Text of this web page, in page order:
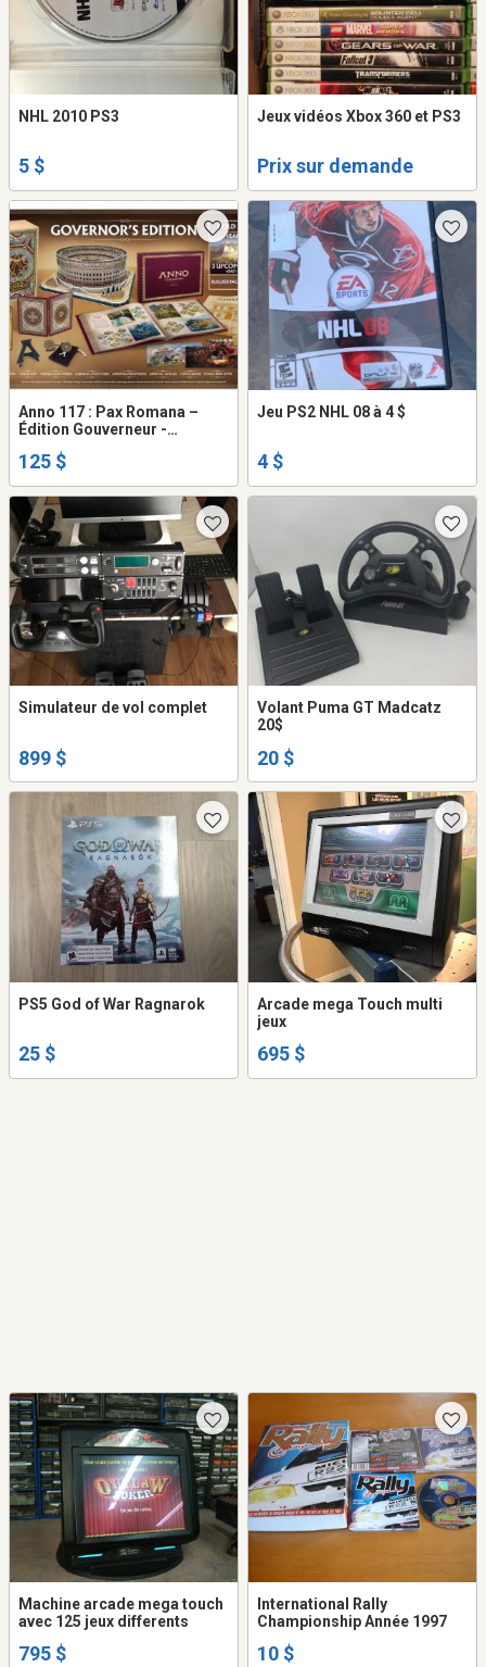
NHL 2010 PS3
5 $
Jeux vidéos Xbox 360 et PS3
Prix sur demande
Anno 117 : Pax Romana –
Édition Gouverneur -
125 $
Jeu PS2 NHL 08 à 4 $
4 $
Simulateur de vol complet
899 $
Volant Puma GT Madcatz
20$
20 $
PS5 God of War Ragnarok
25 $
Arcade mega Touch multi
jeux
695 $
Machine arcade mega touch
avec 125 jeux differents
795 $
International Rally
Championship Année 1997
10 $